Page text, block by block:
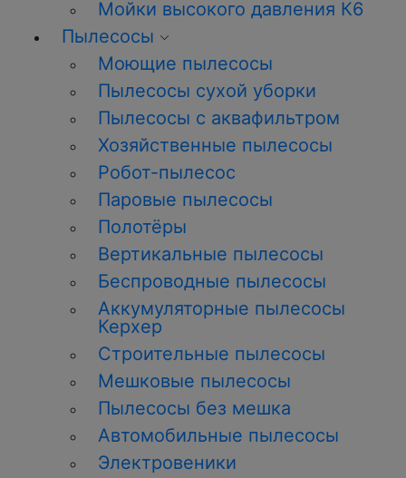
Мойки высокого давления К6
Пылесосы
Моющие пылесосы
Пылесосы сухой уборки
Пылесосы с аквафильтром
Хозяйственные пылесосы
Робот-пылесос
Паровые пылесосы
Полотёры
Вертикальные пылесосы
Беспроводные пылесосы
Аккумуляторные пылесосы
Керхер
Строительные пылесосы
Мешковые пылесосы
Пылесосы без мешка
Автомобильные пылесосы
Электровеники